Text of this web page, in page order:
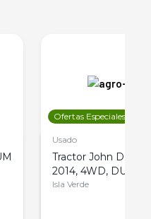
Ofertas Especiales
Usado
Tractor John Deere
2014, 4WD, DUAL
Isla Verde